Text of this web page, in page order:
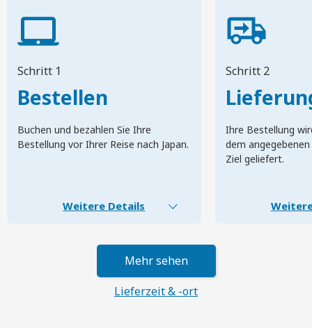
Schritt 1
Bestellen
Buchen und bezahlen Sie Ihre
Bestellung vor Ihrer Reise nach Japan.
Weitere Details
Schritt 2
Ihre Bestellung
dem
Ziel geliefert.
Mehr sehen
Lieferzeit & -ort